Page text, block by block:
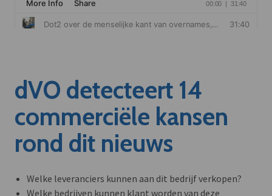
dVO detecteert 14
commerciële kansen
rond dit nieuws
Welke leveranciers kunnen aan dit bedrijf verkopen?
Welke bedrijven kunnen klant worden van deze